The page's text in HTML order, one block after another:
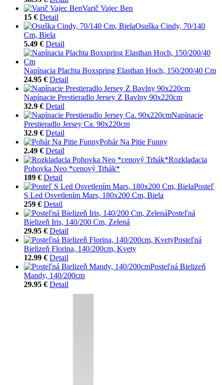
Varič Vajec Ben
15 € Detail
Osuška Cindy, 70/140
Cm, Biela
5.49 € Detail
Napínacia Plachta Boxspring Elasthan Hoch, 150/200/40 Cm
24.95 € Detail
Napínacie Prestieradlo Jersey Z Bavlny 90x220cm
32.9 € Detail
Napínacie
Prestieradlo Jersey Ca. 90x220cm
32.9 € Detail
Pohár Na Pitie Funny
2.49 € Detail
Rozkladacia
Pohovka Neo *cenový Trhák*
189 € Detail
Posteľ
S Led Osvetlením Mars, 180x200 Cm, Biela
259 € Detail
Posteľná
Bielizeň Iris, 140/200 Cm, Zelená
29.95 € Detail
Posteľná
Bielizeň Florina, 140/200cm, Kvety
12.99 € Detail
Posteľná Bielizeň
Mandy, 140/200cm
29.95 € Detail